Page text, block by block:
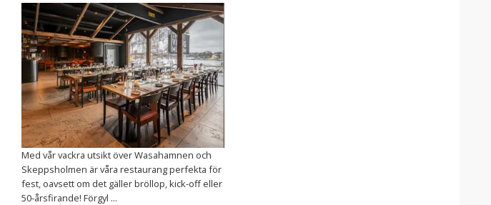
Med vår vackra utsikt över Wasahamnen och
Skeppsholmen är våra restaurang perfekta för
fest, oavsett om det gäller bröllop, kick-off eller
50-årsfirande! Förgyl ...